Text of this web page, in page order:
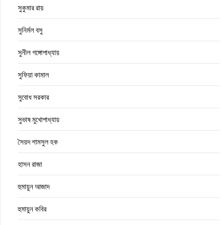
সুকুমার রায়
সুনির্মল বসু
সুনীল গঙ্গোপাধ্যায়
সুফিয়া কামাল
সুবোধ সরকার
সুভাষ মুখোপাধ্যায়
সৈয়দ শামসুল হক
হাসন রাজা
হুমায়ুন আজাদ
হুমায়ুন কবির